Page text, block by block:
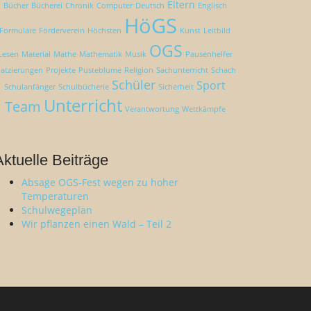
Bücher Bücherei Chronik Computer Deutsch Eltern Englisch
Formulare Förderverein Höchsten HöGS Kunst Leitbild
Material Mathe Mathematik Musik OGS Pausenhelfer
Projekte Pusteblume Religion Sachunterricht Schach
Schulanfänger Schulbücherie Schüler Sicherheit Sport
Team Unterricht Verantwortung Wettkämpfe
Beiträge
Absage OGS-Fest wegen zu hoher
Temperaturen
Schulwegeplan
Wir pflanzen einen Wald – Teil 2